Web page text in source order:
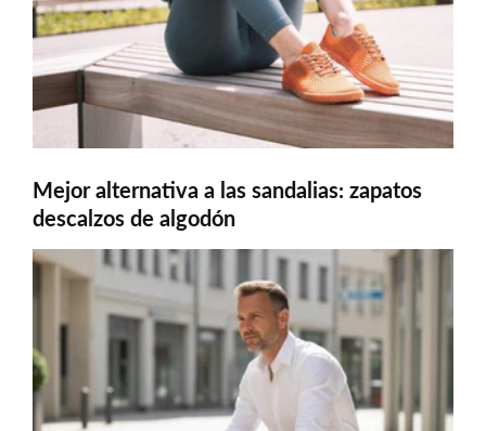
Mejor alternativa a las sandalias: zapatos
descalzos de algodón